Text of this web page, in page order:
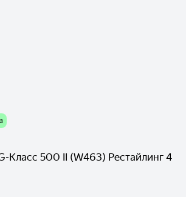
Класс 500 II (W463) Рестайлинг 4